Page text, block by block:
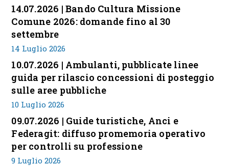
14.07.2026 | Bando Cultura Missione
Comune 2026: domande fino al 30
settembre
14 Luglio 2026
10.07.2026 | Ambulanti, pubblicate linee
guida per rilascio concessioni di posteggio
sulle aree pubbliche
10 Luglio 2026
09.07.2026 | Guide turistiche, Anci e
Federagit: diffuso promemoria operativo
per controlli su professione
9 Luglio 2026